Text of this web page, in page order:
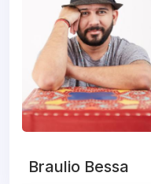
Braulio Bessa